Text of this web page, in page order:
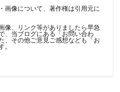
画像について、著作権は引用元に
像、リンク等がありましたら早急
、当ブログにある「お問い合わ
、その他ご意見ご感想なども「お
。